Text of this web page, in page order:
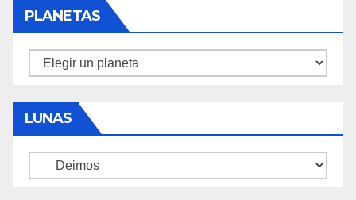
PLANETAS
Planetas
LUNAS
Lunas